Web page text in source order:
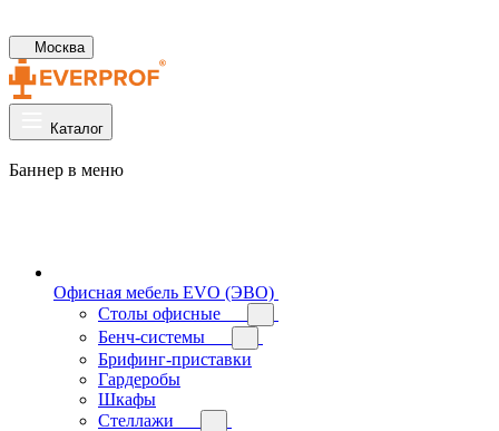
Москва
Каталог
Баннер в меню
Офисная мебель EVO (ЭВО)
Cтолы офисные
Бенч-системы
Брифинг-приставки
Гардеробы
Шкафы
Стеллажи